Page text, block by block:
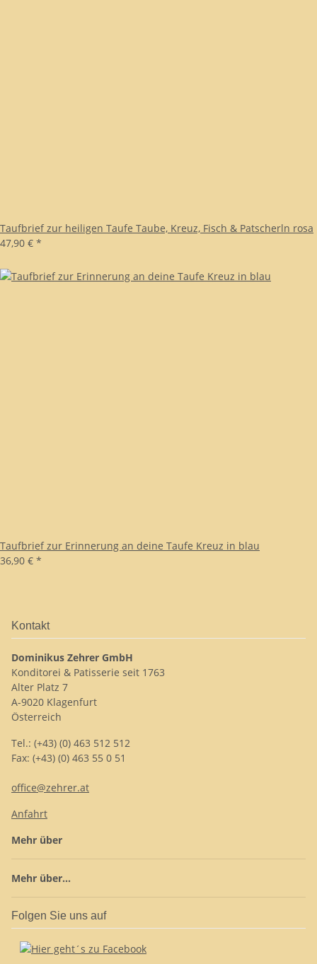
Taufbrief zur heiligen Taufe Taube, Kreuz, Fisch & Patscherln rosa
47,90 € *
Taufbrief zur Erinnerung an deine Taufe Kreuz in blau
36,90 € *
Kontakt
Dominikus Zehrer GmbH
Konditorei & Patisserie seit 1763
Alter Platz 7
A-9020 Klagenfurt
Österreich
Tel.: (+43) (0) 463 512 512
Fax: (+43) (0) 463 55 0 51
office@zehrer.at
Anfahrt
Mehr über
Mehr über...
Folgen Sie uns auf